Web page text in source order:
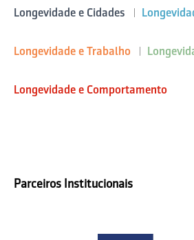
Longevidade e Cidades
Longevidade e Trabalho
Longevidade e Comportamento
Parceiros Institucionais